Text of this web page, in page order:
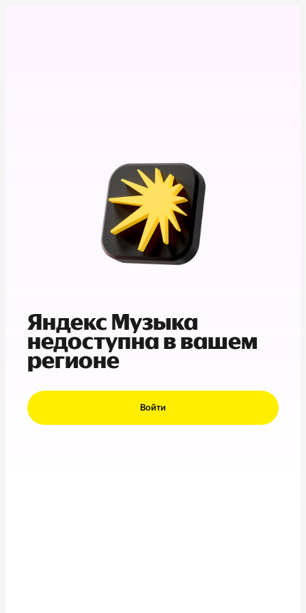
Яндекс Музыка
недоступна в вашем
регионе
Войти